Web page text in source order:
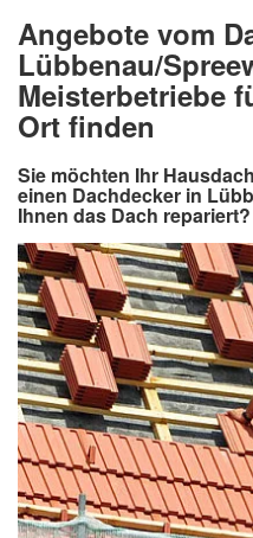
Angebote vom
Lübbenau/
Meisterbetriebe
Ort finden
Sie möchten Ihr
einen Dachdecker in
Ihnen das Dach repariert?